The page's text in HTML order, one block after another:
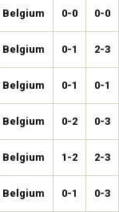
Belgium 0-0 0-0
Belgium 0-1 2-3
Belgium 0-1 0-1
Belgium 0-2 0-3
Belgium 1-2 2-3
Belgium 0-1 0-3